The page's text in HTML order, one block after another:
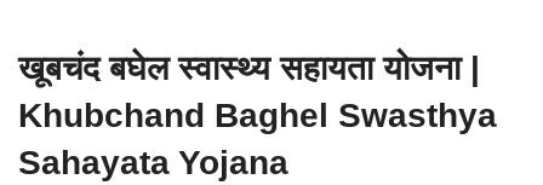
खूबचंद बघेल स्वास्थ्य सहायता योजना |
Khubchand Baghel Swasthya
Sahayata Yojana